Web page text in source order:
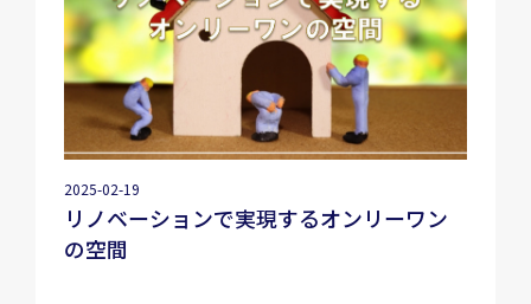
2025-02-19
リノベーションで実現するオンリーワン
の空間